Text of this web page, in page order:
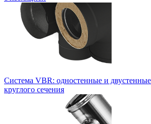
Система VBR: одностенные и
круглого сечения